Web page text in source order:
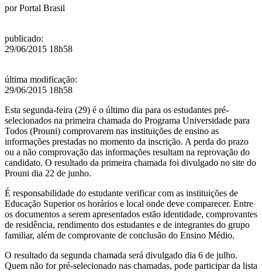
porPortal Brasil
publicado:
29/06/2015 18h58
última modificação:
29/06/2015 18h58
Esta segunda-feira (29) é o último dia para os estudantes pré-
selecionados na primeira chamada do Programa Universidade para
Todos (Prouni) comprovarem nas instituições de ensino as
informações prestadas no momento da inscrição. A perda do prazo
ou a não comprovação das informações resultam na reprovação do
candidato. O resultado da primeira chamada foi divulgado no site do
Prouni dia 22 de junho.
É responsabilidade do estudante verificar com as instituições de
Educação Superior os horários e local onde deve comparecer. Entre
os documentos a serem apresentados estão identidade, comprovantes
de residência, rendimento dos estudantes e de integrantes do grupo
familiar, além de comprovante de conclusão do Ensino Médio.
O resultado da segunda chamada será divulgado dia 6 de julho.
Quem não for pré-selecionado nas chamadas, pode participar da lista